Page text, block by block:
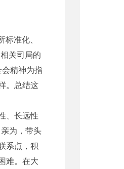
准化、
关司局的
精神为指
。总结这
、长远性
为，带头
系点，积
难。在大